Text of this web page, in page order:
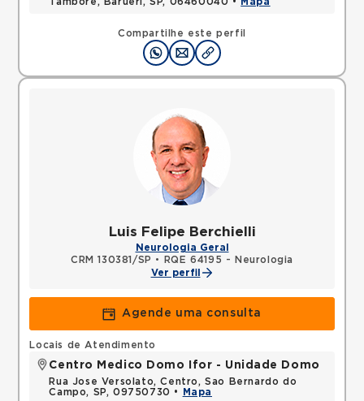
Compartilhe este perfil
Luis Felipe Berchielli
Neurologia Geral
CRM 130381/SP •
RQE 64195 - Neurologia
Ver perfil
Agende uma consulta
Locais de Atendimento
Centro Medico Domo Ifor - Unidade Domo
Rua Jose Versolato, Centro, Sao Bernardo do
Campo, SP, 09750730 •
Mapa